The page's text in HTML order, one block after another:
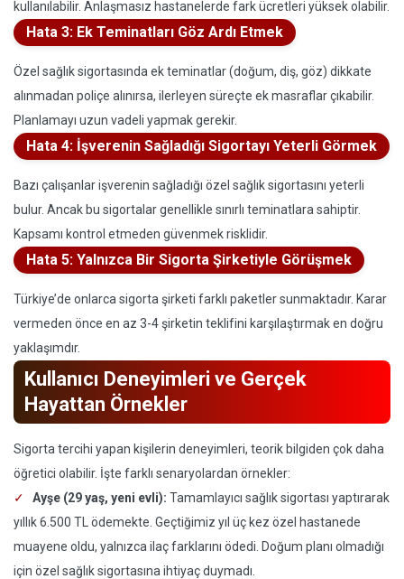
kullanılabilir. Anlaşmasız hastanelerde fark ücretleri yüksek olabilir.
Hata 3: Ek Teminatları Göz Ardı Etmek
Özel sağlık sigortasında ek teminatlar (doğum, diş, göz) dikkate
alınmadan poliçe alınırsa, ilerleyen süreçte ek masraflar çıkabilir.
Planlamayı uzun vadeli yapmak gerekir.
Hata 4: İşverenin Sağladığı Sigortayı Yeterli Görmek
Bazı çalışanlar işverenin sağladığı özel sağlık sigortasını yeterli
bulur. Ancak bu sigortalar genellikle sınırlı teminatlara sahiptir.
Kapsamı kontrol etmeden güvenmek risklidir.
Hata 5: Yalnızca Bir Sigorta Şirketiyle Görüşmek
Türkiye’de onlarca sigorta şirketi farklı paketler sunmaktadır. Karar
vermeden önce en az 3-4 şirketin teklifini karşılaştırmak en doğru
yaklaşımdır.
Kullanıcı Deneyimleri ve Gerçek
Hayattan Örnekler
Sigorta tercihi yapan kişilerin deneyimleri, teorik bilgiden çok daha
öğretici olabilir. İşte farklı senaryolardan örnekler:
Ayşe (29 yaş, yeni evli): Tamamlayıcı sağlık sigortası yaptırarak
yıllık 6.500 TL ödemekte. Geçtiğimiz yıl üç kez özel hastanede
muayene oldu, yalnızca ilaç farklarını ödedi. Doğum planı olmadığı
için özel sağlık sigortasına ihtiyaç duymadı.